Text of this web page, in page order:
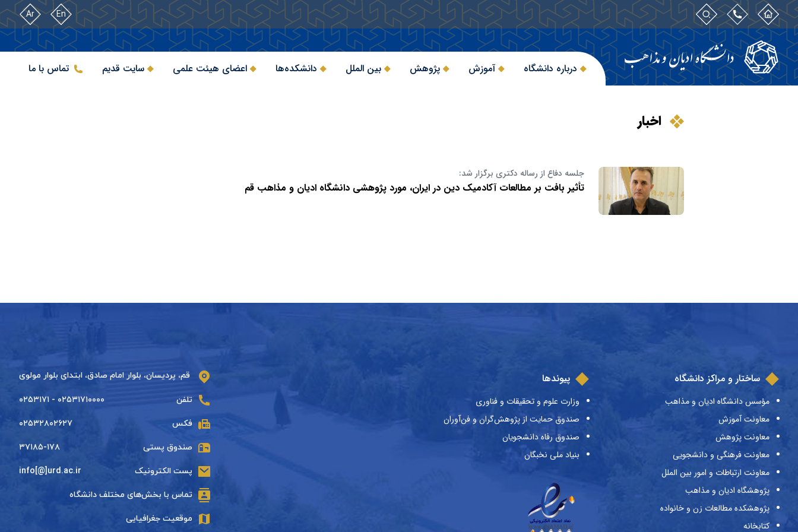
En
Ar
درباره دانشگاه آموزش پژوهش بین الملل دانشکده‌ها اعضای هیئت علمی سایت قدیم تماس با ما
اخبار
جلسه دفاع از رساله دکتری برگزار شد:
تأثیر بافت بر مطالعات آکادمیک دین در ایران، مورد پژوهشی دانشگاه ادیان و مذاهب قم
ساختار و مراکز دانشگاه
مؤسس دانشگاه ادیان و مذاهب
معاونت آموزش
معاونت پژوهش
معاونت فرهنگی و دانشجویی
معاونت ارتباطات و امور بین الملل
پژوهشگاه ادیان و مذاهب
پژوهشکده مطالعات زن و خانواده
کتابخانه
پیوندها
وزارت علوم و تحقیقات و فناوری
صندوق حمایت از پژوهش‌گران و فن‌آوران
صندوق رفاه دانشجویان
بنیاد ملی نخبگان
قم، پردیسان، بلوار امام صادق، ابتدای بلوار مولوی
تلفن ۰۲۵۳۱۷۱۰۰۰۰ - ۰۲۵۳۱۷۱
فکس ۰۲۵۳۲۸۰۲۶۲۷
صندوق پستی ۳۷۱۸۵-۱۷۸
پست الکترونیک info[@]urd.ac.ir
تماس با بخش‌های مختلف دانشگاه
موقعیت جغرافیایی